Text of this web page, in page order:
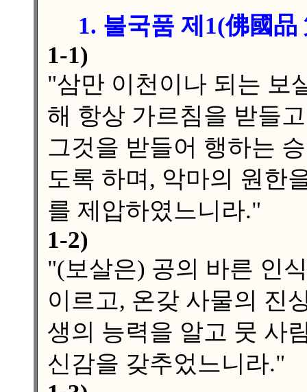
1. 불국품 제1(佛國品
1-1)
"삼만 이천이나 되는 보
해 항상 가르침을 받들
그것을 받들어 행하는
도록 하며, 악마의 원한
를 제압하였느니라."
1-2)
"(보살은) 공의 바른 인
이르고, 온갖 사물의 진
생의 능력을 알고 뭇 사
신감을 갖추었느니라."